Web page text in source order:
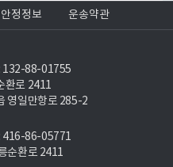
정정보 운송약관
132-88-01755
환로 2411
영일만항로 285-2
416-86-05771
순환로 2411